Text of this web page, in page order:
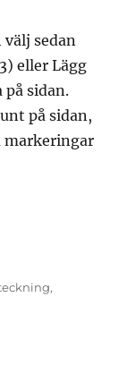
välj sedan
eller Lägg
sidan.
på sidan,
markeringar
,